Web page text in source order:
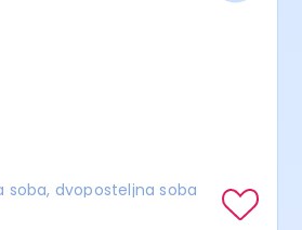
soba, dvoposteljna soba